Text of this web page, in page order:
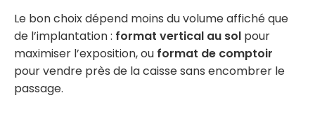
Le bon choix dépend moins du volume affiché que
de l’implantation : format vertical au sol pour
maximiser l’exposition, ou format de comptoir
pour vendre près de la caisse sans encombrer le
passage.